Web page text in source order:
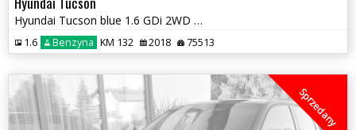
Hyundai Tucson blue 1.6 GDi 2WD Navi
1.6 Benzyna KM 132 2018 75513
Sprzedany